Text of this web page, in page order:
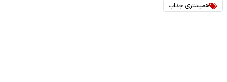
همبستری جذاب